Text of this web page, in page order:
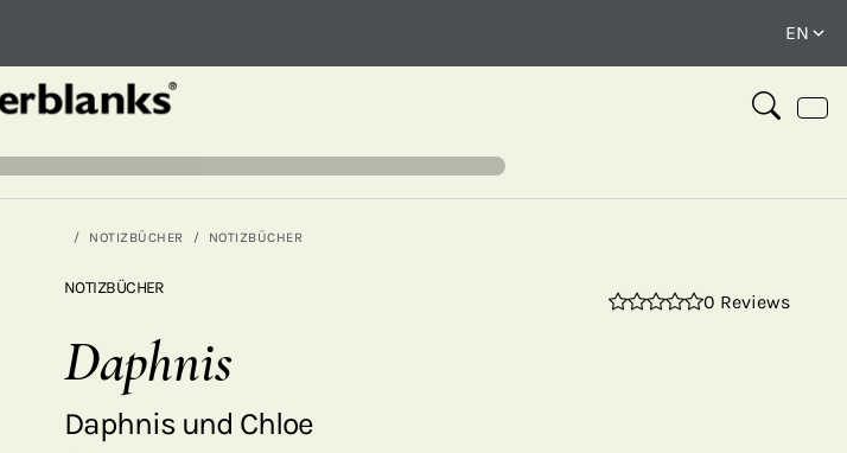
NOTIZBÜCHER NOTIZBÜCHER
NOTIZBÜCHER
0 Reviews
Daphnis
Daphnis und Chloe